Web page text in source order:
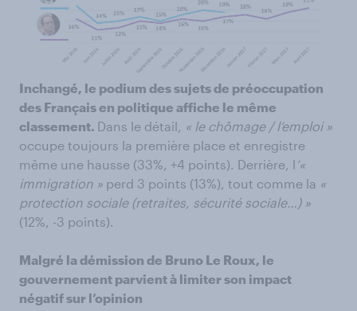
Inchangé, le podium des sujets de préoccupation
des Français en politique affiche le même
classement. Dans le détail,
« le chômage / l’emploi »
occupe toujours la première place et enregistre
même une hausse (33%, +4 points). Derrière, l ’«
immigration » perd 3 points (13%), tout comme la «
protection sociale (retraites, sécurité sociale…) »
(12%, -3 points).
Malgré la démission de Bruno Le Roux, le
gouvernement parvient à limiter son impact
négatif sur l’opinion